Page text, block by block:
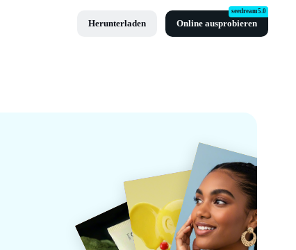
Herunterladen Online ausprobieren
seedream5.0